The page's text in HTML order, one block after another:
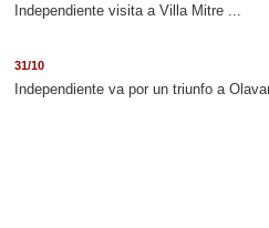
Independiente visita a Villa Mitre ...
31/10
Independiente va por un triunfo a